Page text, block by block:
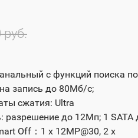
руб.
с функций поиска по
запись до 80Мб/с;
сжатия: Ultra
разрешение до 12Мп; 1 SATA
Off：1 x 12MP@30, 2 x